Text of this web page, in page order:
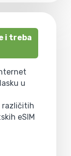
i treba
u
različitih
eSIM